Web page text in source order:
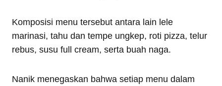
Komposisi menu tersebut antara lain lele
marinasi, tahu dan tempe ungkep, roti pizza, telur
rebus, susu full cream, serta buah naga.
Nanik menegaskan bahwa setiap menu dalam